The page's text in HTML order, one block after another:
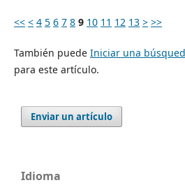
<< < 4 5 6 7 8 9 10 11 12 13 > >>
También puede Iniciar una
para este artículo.
Enviar un artículo
Idioma